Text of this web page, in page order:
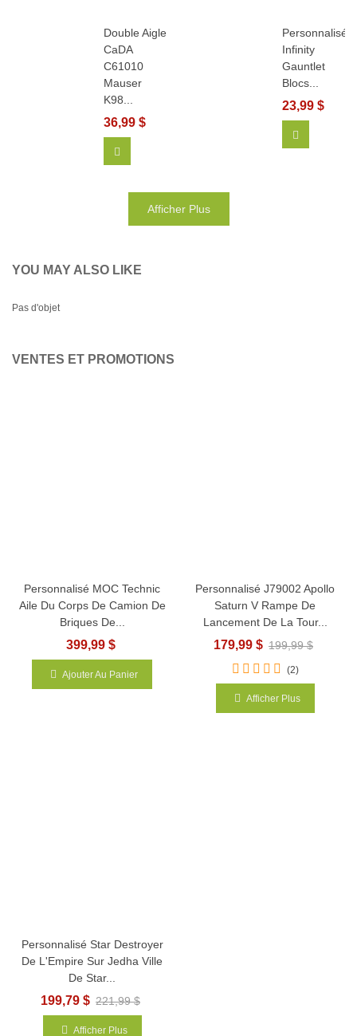
Double Aigle
CaDA
C61010
Mauser
K98...
36,99 $
Personnalisé
Infinity
Gauntlet
Blocs...
23,99 $
Afficher Plus
YOU MAY ALSO LIKE
Pas d'objet
VENTES ET PROMOTIONS
Personnalisé MOC Technic
Aile Du Corps De Camion De
Briques De...
399,99 $
Ajouter Au Panier
Personnalisé J79002 Apollo
Saturn V Rampe De
Lancement De La Tour...
179,99 $ 199,99 $
(2)
Afficher Plus
Personnalisé Star Destroyer
De L'Empire Sur Jedha Ville
De Star...
199,79 $ 221,99 $
Afficher Plus